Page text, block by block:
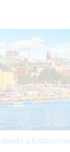
a Estocolmo